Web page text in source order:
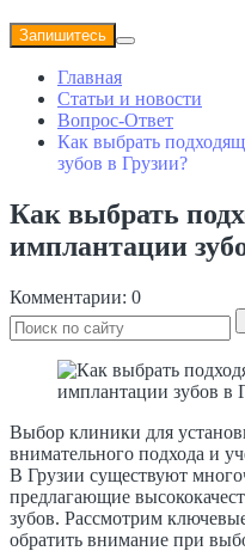
Запишитесь
Главная
Статьи и новости
Вопрос-Ответ
Как выбрать
зубов в Грузии?
Как выбрать
имплантации
Комментарии: 0
Выбор клиники для
внимательного подхода и
В Грузии существуют
предлагающие
зубов. Рассмотрим
обратить внимание при